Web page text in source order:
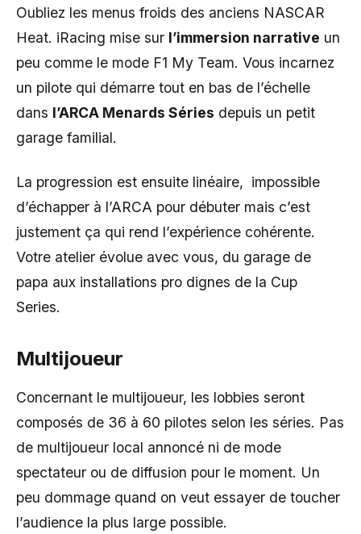
Oubliez les menus froids des anciens NASCAR
Heat. iRacing mise sur l’immersion narrative un
peu comme le mode F1 My Team. Vous incarnez
un pilote qui démarre tout en bas de l’échelle
dans l’ARCA Menards Séries depuis un petit
garage familial.
La progression est ensuite linéaire, impossible
d’échapper à l’ARCA pour débuter mais c’est
justement ça qui rend l’expérience cohérente.
Votre atelier évolue avec vous, du garage de
papa aux installations pro dignes de la Cup
Series.
Multijoueur
Concernant le multijoueur, les lobbies seront
composés de 36 à 60 pilotes selon les séries. Pas
de multijoueur local annoncé ni de mode
spectateur ou de diffusion pour le moment. Un
peu dommage quand on veut essayer de toucher
l’audience la plus large possible.